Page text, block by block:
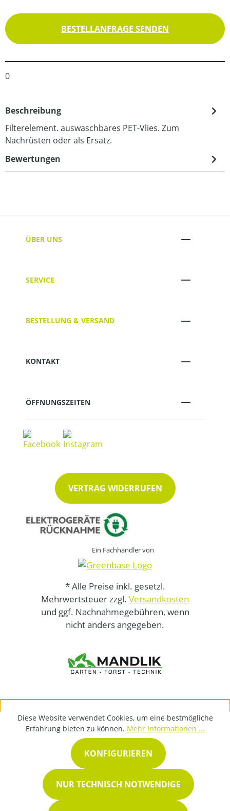
BESTELLANFRAGE SENDEN
0
Beschreibung
Filterelement. auswaschbares PET-Vlies. Zum
Nachrüsten oder als Ersatz.
Bewertungen
ÜBER UNS
SERVICE
BESTELLUNG & VERSAND
KONTAKT
ÖFFNUNGSZEITEN
VERTRAG WIDERRUFEN
Ein Fachhändler von
* Alle Preise inkl. gesetzl.
Mehrwertsteuer zzgl. Versandkosten
und ggf. Nachnahmegebühren, wenn
nicht anders angegeben.
Diese Website verwendet Cookies, um eine bestmögliche
Erfahrung bieten zu können. Mehr Informationen ...
NUR TECHNISCH NOTWENDIGE
KONFIGURIEREN